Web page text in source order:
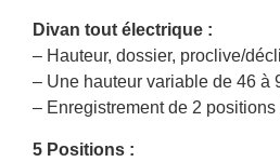
Divan tout électrique :
– Hauteur, dossier, proclive/
– Une hauteur variable de 46 à
– Enregistrement de 2
5 Positions :